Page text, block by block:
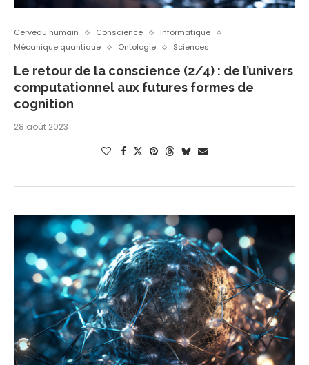
Cerveau humain Conscience
Informatique
Mécanique quantique
Ontologie Sciences
Le retour de la conscience (2/4) : de l’univers
computationnel aux futures formes de
cognition
28 août 2023